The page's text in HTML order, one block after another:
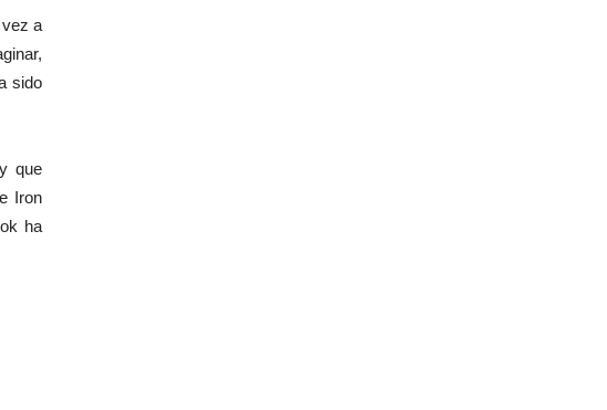
a
sido
que
Iron
ha